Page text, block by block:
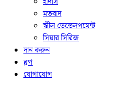
মতবাদ
স্কীল ডেভেলপমেন্ট
সিয়ার সিরিজ
দান করুন
ব্লগ
যোগাযোগ